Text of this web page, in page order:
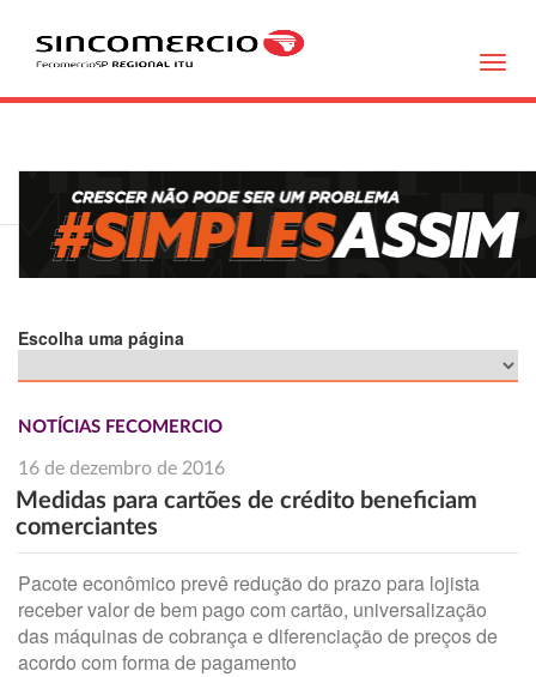
Escolha uma página
NOTÍCIAS FECOMERCIO
16 de dezembro de 2016
Medidas para cartões de crédito beneficiam
comerciantes
Pacote econômico prevê redução do prazo para lojista
receber valor de bem pago com cartão, universalização
das máquinas de cobrança e diferenciação de preços de
acordo com forma de pagamento